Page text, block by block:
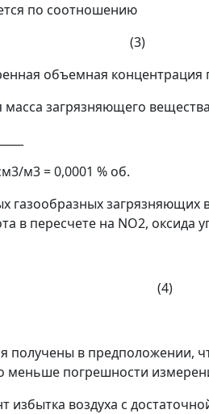
по соотношению
объемная концентрация
масса загрязняющего
3/м3= 0,0001 % об.
газообразных загрязняющих
в пересчете на NO2, оксида
(4)
получены в предположении,
меньше погрешности
избытка воздуха с